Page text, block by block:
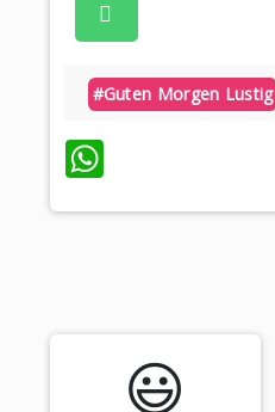
#guten Morgen Lustig
WhatsApp
😃️